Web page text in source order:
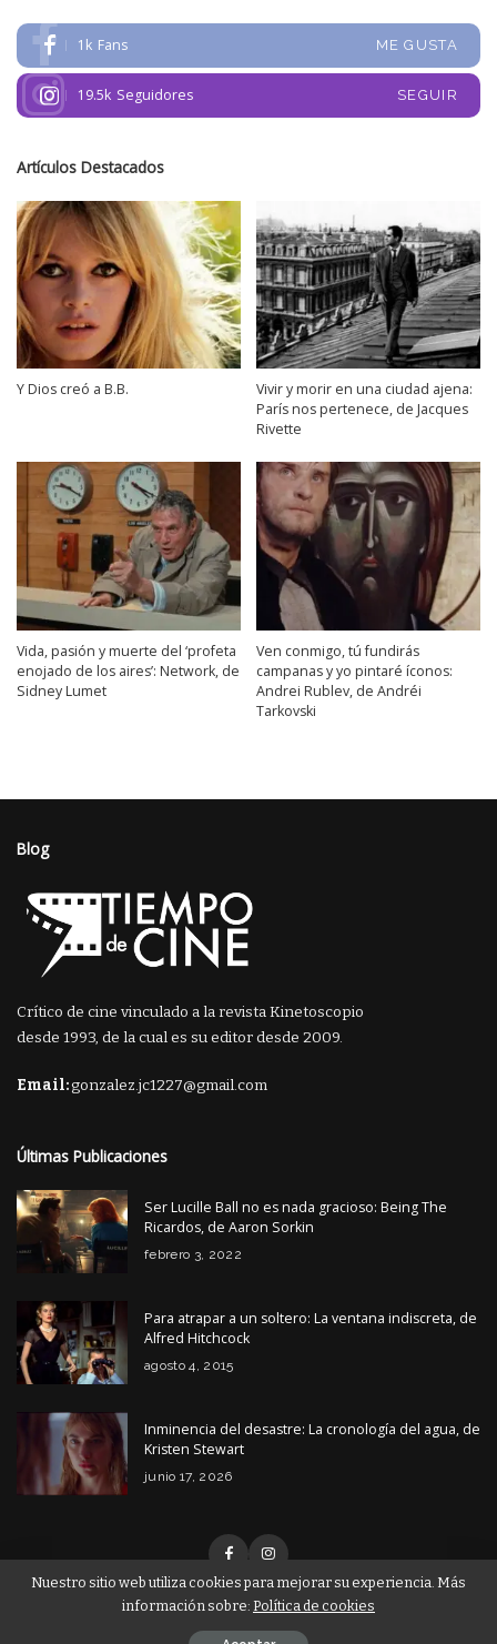
1k Fans ME GUSTA
19.5k Seguidores SEGUIR
Artículos Destacados
Y Dios creó a B.B.
Vivir y morir en una ciudad ajena:
París nos pertenece, de Jacques
Rivette
Vida, pasión y muerte del ‘profeta
enojado de los aires’: Network, de
Sidney Lumet
Ven conmigo, tú fundirás
campanas y yo pintaré íconos:
Andrei Rublev, de Andréi
Tarkovski
Blog
Crítico de cine vinculado a la revista Kinetoscopio
desde 1993, de la cual es su editor desde 2009.
Email:gonzalez.jc1227@gmail.com
Últimas Publicaciones
Ser Lucille Ball no es nada gracioso: Being The
Ricardos, de Aaron Sorkin
febrero 3, 2022
Para atrapar a un soltero: La ventana indiscreta, de
Alfred Hitchcock
agosto 4, 2015
Inminencia del desastre: La cronología del agua, de
Kristen Stewart
junio 17, 2026
Nuestro sitio web utiliza cookies para mejorar su experiencia. Más
información sobre: Política de cookies